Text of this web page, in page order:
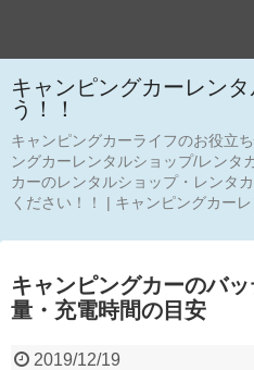
キャンピングカーレン
う！！
キャンピングカーライフのお役立
ングカーレンタルショップ/レンタ
カーのレンタルショップ・レンタ
ください！！ | キャンピングカー
キャンピングカーのバ
量・充電時間の目安
2019/12/19